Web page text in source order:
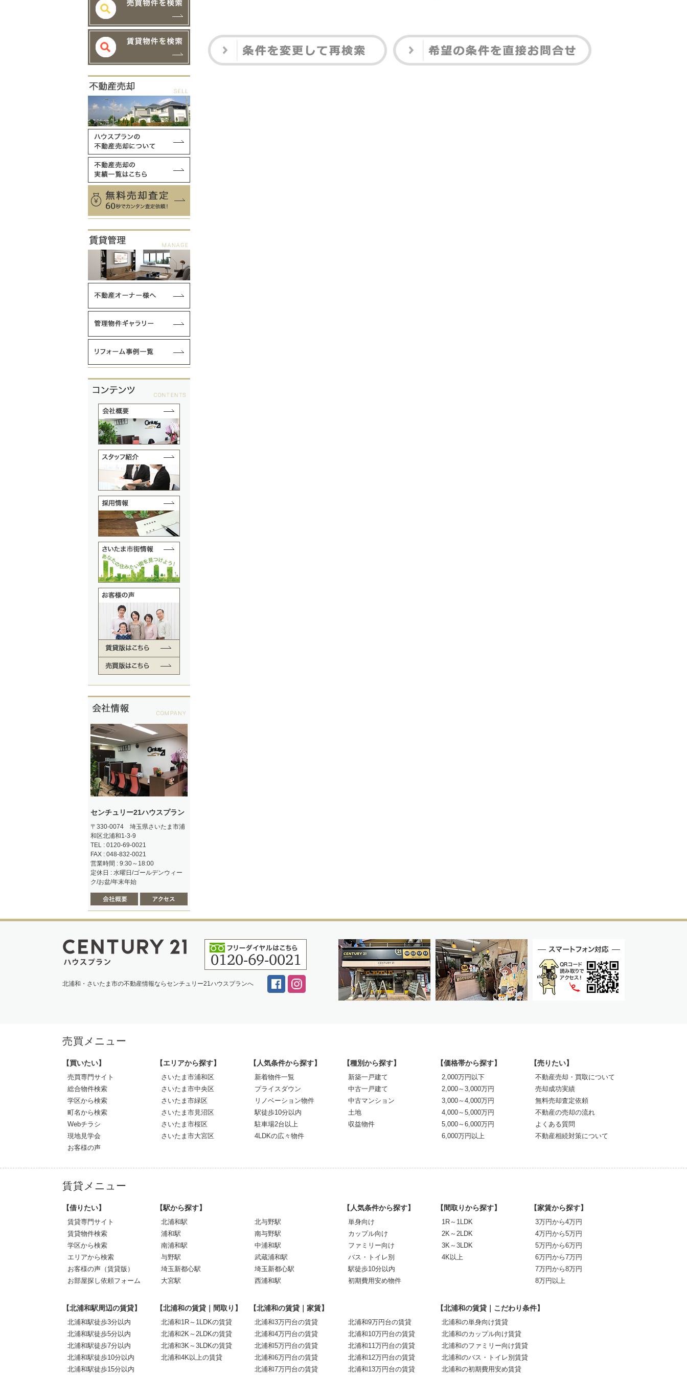
センチュリー21ハウスプラン
〒330-0074 埼玉県さいたま市浦
和区北浦和1-3-9
TEL : 0120-69-0021
FAX : 048-832-0021
営業時間 : 9:30～18:00
定休日 : 水曜日/ゴールデンウィー
ク/お盆/年末年始
北浦和・さいたま市の不動産情報ならセンチュリー21ハウスプランへ
売買メニュー
【買いたい】
売買専門サイト
総合物件検索
学区から検索
町名から検索
Webチラシ
現地見学会
お客様の声
【エリアから探す】
さいたま市浦和区
さいたま市中央区
さいたま市緑区
さいたま市見沼区
さいたま市桜区
さいたま市大宮区
【人気条件から探す】
新着物件一覧
プライスダウン
リノベーション物件
駅徒歩10分以内
駐車場2台以上
4LDKの広々物件
【種別から探す】
新築一戸建て
中古一戸建て
中古マンション
土地
収益物件
【価格帯から探す】
2,000万円以下
2,000～3,000万円
3,000～4,000万円
4,000～5,000万円
5,000～6,000万円
6,000万円以上
【売りたい】
不動産売却・買取について
売却成功実績
無料売却査定依頼
不動産の売却の流れ
よくある質問
不動産相続対策について
賃貸メニュー
【借りたい】
賃貸専門サイト
賃貸物件検索
学区から検索
エリアから検索
お客様の声（賃貸版）
お部屋探し依頼フォーム
【駅から探す】
北浦和駅
浦和駅
南浦和駅
与野駅
埼玉新都心駅
大宮駅
北与野駅
南与野駅
中浦和駅
武蔵浦和駅
埼玉新都心駅
西浦和駅
【人気条件から探す】
単身向け
カップル向け
ファミリー向け
バス・トイレ別
駅徒歩10分以内
初期費用安め物件
【間取りから探す】
1R～1LDK
2K～2LDK
3K～3LDK
4K以上
【家賃から探す】
3万円から4万円
4万円から5万円
5万円から6万円
6万円から7万円
7万円から8万円
8万円以上
【北浦和駅周辺の賃貸】
北浦和駅徒歩3分以内
北浦和駅徒歩5分以内
北浦和駅徒歩7分以内
北浦和駅徒歩10分以内
北浦和駅徒歩15分以内
【北浦和の賃貸｜間取り】
北浦和1R～1LDKの賃貸
北浦和2K～2LDKの賃貸
北浦和3K～3LDKの賃貸
北浦和4K以上の賃貸
【北浦和の賃貸｜家賃】
北浦和3万円台の賃貸
北浦和4万円台の賃貸
北浦和5万円台の賃貸
北浦和6万円台の賃貸
北浦和7万円台の賃貸
北浦和9万円台の賃貸
北浦和10万円台の賃貸
北浦和11万円台の賃貸
北浦和12万円台の賃貸
北浦和13万円台の賃貸
【北浦和の賃貸｜こだわり条件】
北浦和の単身向け賃貸
北浦和のカップル向け賃貸
北浦和のファミリー向け賃貸
北浦和のバス・トイレ別賃貸
北浦和の初期費用安め賃貸